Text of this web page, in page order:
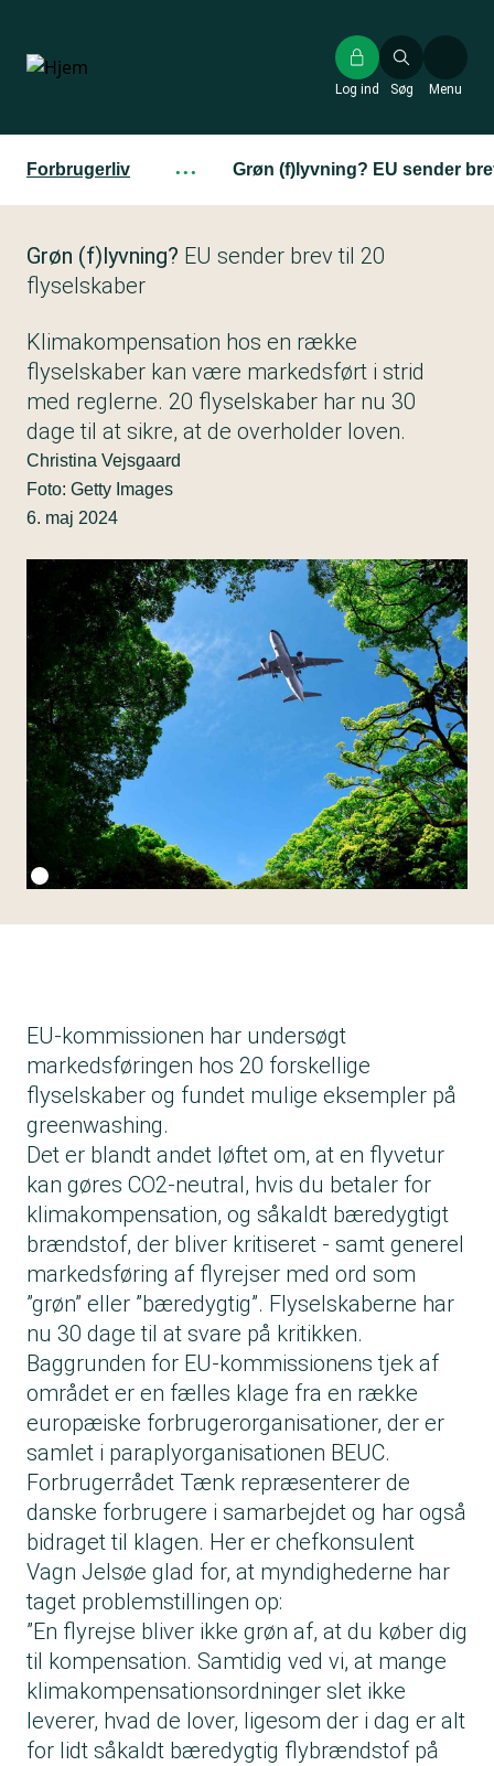
hovedindhold
Søg
Log ind Menu
Forbrugerliv ··· Grøn (f)lyvning? EU sender
Grøn (f)lyvning? EU sender brev til 20
flyselskaber
Klimakompensation hos en række
flyselskaber kan være markedsført i strid
med reglerne. 20 flyselskaber har nu 30
dage til at sikre, at de overholder loven.
Christina Vejsgaard
Foto: Getty Images
6. maj 2024
Fotokredit:
Getty Images
EU-kommissionen har undersøgt
markedsføringen hos 20 forskellige
flyselskaber og fundet mulige eksempler på
greenwashing.
Det er blandt andet løftet om, at en flyvetur
kan gøres CO2-neutral, hvis du betaler for
klimakompensation, og såkaldt bæredygtigt
brændstof, der bliver kritiseret - samt generel
markedsføring af flyrejser med ord som
”grøn” eller ”bæredygtig”. Flyselskaberne har
nu 30 dage til at svare på kritikken.
Baggrunden for EU-kommissionens tjek af
området er en fælles klage fra en række
europæiske forbrugerorganisationer, der er
samlet i paraplyorganisationen BEUC.
Forbrugerrådet Tænk repræsenterer de
danske forbrugere i samarbejdet og har også
bidraget til klagen. Her er chefkonsulent
Vagn Jelsøe glad for, at myndighederne har
taget problemstillingen op:
”En flyrejse bliver ikke grøn af, at du køber dig
til kompensation. Samtidig ved vi, at mange
klimakompensationsordninger slet ikke
leverer, hvad de lover, ligesom der i dag er alt
for lidt såkaldt bæredygtig flybrændstof på